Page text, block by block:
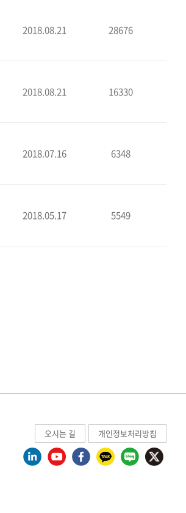
2018.08.21 28676
2018.08.21 16330
2018.07.16 6348
2018.05.17 5549
오시는 길 개인정보처리방침